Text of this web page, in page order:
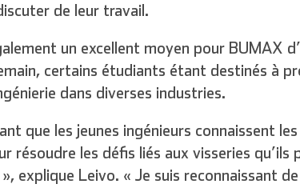
de leur travail.
un excellent moyen pour BUMAX
certains étudiants étant destinés à
dans diverses industries.
que les jeunes ingénieurs connaissent
résoudre les défis liés aux visseries
explique Leivo. « Je suis reconnaissant